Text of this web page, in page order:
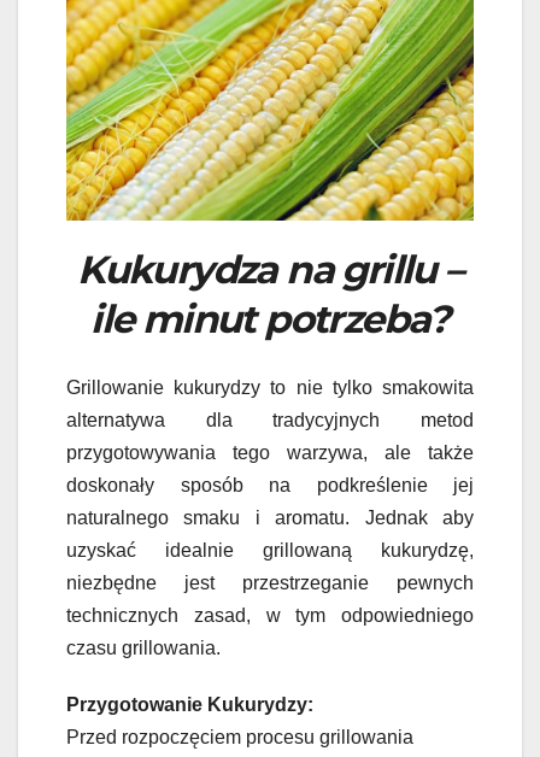
Kukurydza na grillu –
ile minut potrzeba?
Grillowanie kukurydzy to nie tylko smakowita
alternatywa dla tradycyjnych metod
przygotowywania tego warzywa, ale także
doskonały sposób na podkreślenie jej
naturalnego smaku i aromatu. Jednak aby
uzyskać idealnie grillowaną kukurydzę,
niezbędne jest przestrzeganie pewnych
technicznych zasad, w tym odpowiedniego
czasu grillowania.
Przygotowanie Kukurydzy:
Przed rozpoczęciem procesu grillowania